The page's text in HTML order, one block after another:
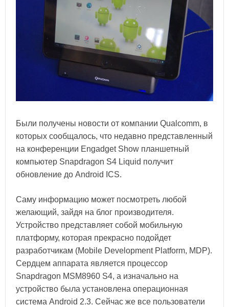
Были получены новости от компании Qualcomm, в
которых сообщалось, что недавно представленный
на конференции Engadget Show планшетный
компьютер Snapdragon S4 Liquid получит
обновление до Android ICS.
Саму информацию может посмотреть любой
желающий, зайдя на блог производителя.
Устройство представляет собой мобильную
платформу, которая прекрасно подойдет
разработчикам (Mobile Development Platform, MDP).
Сердцем аппарата является процессор
Snapdragon MSM8960 S4, а изначально на
устройство была установлена операционная
система Android 2.3. Сейчас же все пользователи